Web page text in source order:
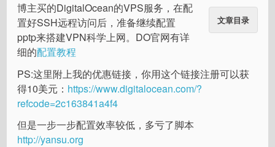
文章目录
博主买的DigitalOcean的VPS服务，在配
置好SSH远程访问后，准备继续配置
pptp来搭建VPN科学上网。DO官网有详
细的配置教程
PS:这里附上我的优惠链接，你用这个链接注册可以获
得10美元： https://www.digitalocean.com/?
refcode=2c163841a4f4
但是一步一步配置效率较低，多亏了脚本
http://yansu.org